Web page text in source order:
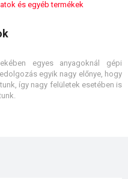
és egyéb termékek
egyes anyagoknál gépi
egyik nagy előnye, hogy
így nagy felületek esetében is